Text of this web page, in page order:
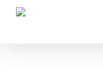
Skip